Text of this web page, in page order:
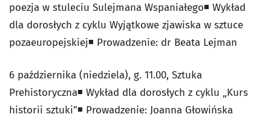
poezja w stuleciu Sulejmana Wspaniałego◾️ Wykład
dla dorosłych z cyklu Wyjątkowe zjawiska w sztuce
pozaeuropejskiej◾️ Prowadzenie: dr Beata Lejman
6 października (niedziela), g. 11.00, Sztuka
Prehistoryczna◾️ Wykład dla dorosłych z cyklu „Kurs
historii sztuki”◾️ Prowadzenie: Joanna Głowińska